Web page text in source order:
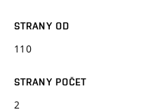
STRANY OD
110
STRANY POČET
2